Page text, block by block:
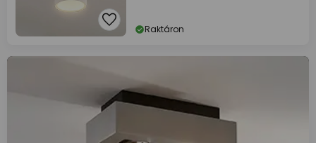
Raktáron